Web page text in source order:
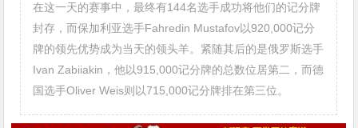
在这一天的赛事中，最终有144名选手成功将他们的记分牌
封存，而保加利亚选手Fahredin Mustafov以920,000记分
牌的领先优势成为当天的领头羊。紧随其后的是俄罗斯选手
Ivan Zabiiakin，他以915,000记分牌的总数位居第二，而德
国选手Oliver Weis则以715,000记分牌排在第三位。